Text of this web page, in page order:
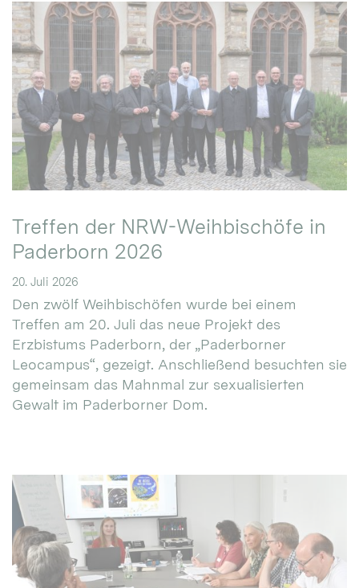
Treffen der NRW-Weihbischöfe in
Paderborn 2026
20. Juli 2026
Den zwölf Weihbischöfen wurde bei einem
Treffen am 20. Juli das neue Projekt des
Erzbistums Paderborn, der „Paderborner
Leocampus“, gezeigt. Anschließend besuchten sie
gemeinsam das Mahnmal zur sexualisierten
Gewalt im Paderborner Dom.